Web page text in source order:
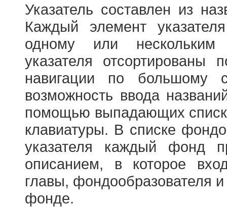
Указатель составлен из
Каждый элемент
одному или
указателя отсортированы
навигации по большому
возможность ввода
помощью выпадающих
клавиатуры. В списке
указателя каждый фонд
описанием, в которое
главы, фондообразователя
фонде.